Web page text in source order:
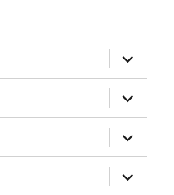
öffnen
öffnen
öffnen
öffnen